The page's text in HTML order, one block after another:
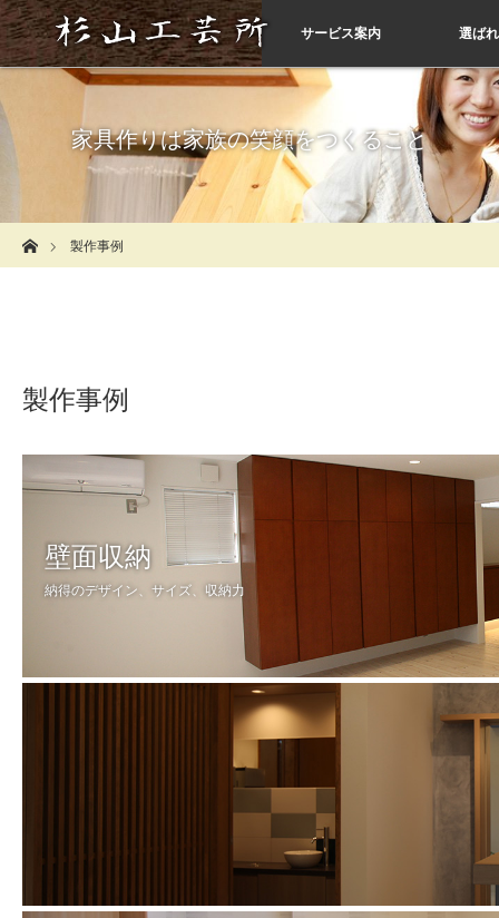
サービス案内 選ば
家具作りは家族の笑顔をつくること
製作事例
製作事例
壁面収納
納得のデザイン、サイズ、収納力